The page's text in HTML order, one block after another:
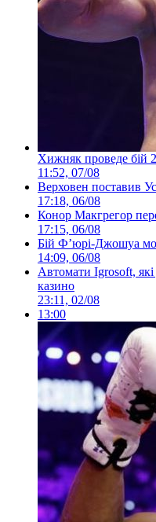
Хижняк проведе бій
11:52, 07/08
Верховен поставив
17:18, 06/08
Конор Макгрегор
17:15, 06/08
Бій Ф’юрі-Джошуа
14:09, 06/08
Автомати Igrosoft,
казино
23:11, 02/08
13:00